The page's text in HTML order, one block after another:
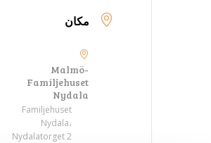
مکان
Malmö-
Familjehuset
Nydala
Familjehuset
Nydala،
Nydalatorget 2